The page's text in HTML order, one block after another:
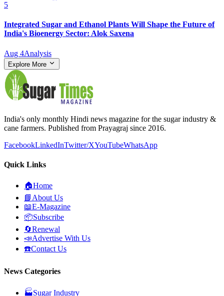
5
Integrated Sugar and Ethanol Plants Will Shape the Future of
India's Bioenergy Sector: Alok Saxena
Aug 4Analysis
Explore More
India's only monthly Hindi news magazine for the sugar industry &
cane farmers. Published from Prayagraj since 2016.
FacebookLinkedInTwitter/XYouTubeWhatsApp
Quick Links
🏠Home
📘 About Us
📖E-Magazine
📦Subscribe
🔄Renewal
📣Advertise With Us
☎️Contact Us
News Categories
🏭Sugar Industry